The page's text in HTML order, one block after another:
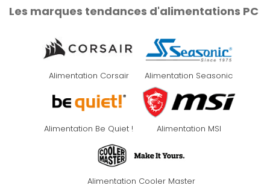
Les marques tendances d'alimentations PC
Alimentation Corsair Alimentation Seasonic
Alimentation Be Quiet ! Alimentation MSI
Alimentation Cooler Master